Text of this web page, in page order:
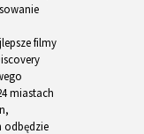
filmy
miastach
od­będzie